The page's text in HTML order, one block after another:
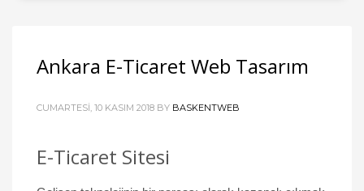
Ankara E-Ticaret Web Tasarım
CUMARTESI, 10 KASIM 2018 BY BASKENTWEB
E-Ticaret Sitesi